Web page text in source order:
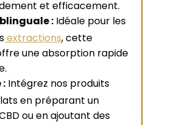
et efficacement.
: Idéale pour les
extractions, cette
une absorption rapide
: Intégrez nos produits
en préparant un
ou en ajoutant des